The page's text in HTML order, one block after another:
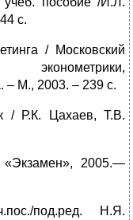
с.
/ Московский
эконометрики,
– М., 2003. – 239 с.
/ Р.К. Цахаев, Т.В.
2005.—
под.ред. Н.Я.